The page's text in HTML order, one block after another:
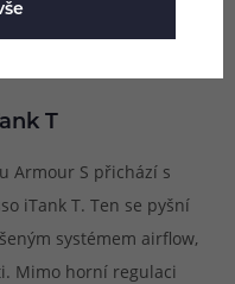
T
Armour S přichází s
iTank T. Ten se pyšní
systémem airflow,
Mimo horní regulaci